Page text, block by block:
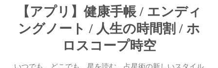
【アプリ】健康手帳 / エンディ
ングノート / 人生の時間割 / ホ
ロスコープ時空